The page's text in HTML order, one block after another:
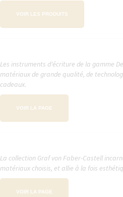
VOIR LES PRODUITS
Les instruments d'écriture de la gamme
matériaux de grande qualité, de
cadeaux.
VOIR LA PAGE
La collection Graf von Faber-Castell
matériaux choisis, et allie à la fois
VOIR LA PAGE